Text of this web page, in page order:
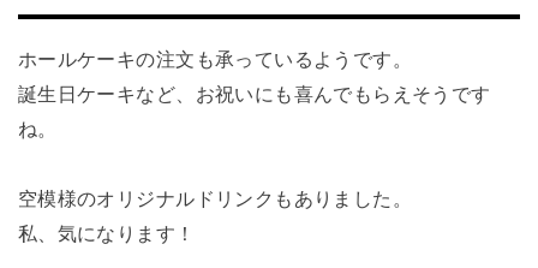
ホールケーキの注文も承っているようです。
誕生日ケーキなど、お祝いにも喜んでもらえそうです
ね。
空模様のオリジナルドリンクもありました。
私、気になります！